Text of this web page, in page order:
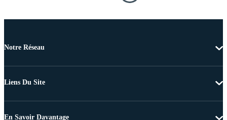
Notre Réseau
Liens Du Site
En Savoir Davantage